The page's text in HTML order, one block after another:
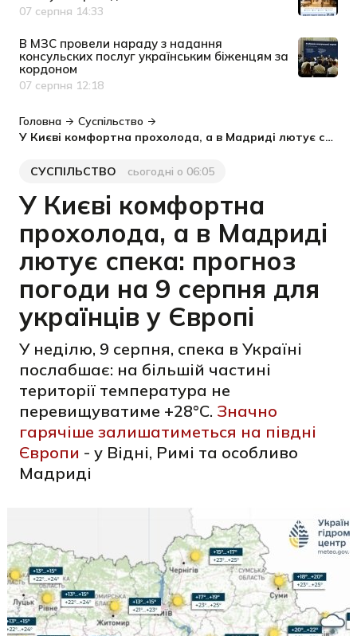
Дата публікації
07 серпня 14:33
В МЗС провели нараду з надання
консульских послуг українським біженцям за
кордоном
Дата публікації
07 серпня 12:18
Головна
Суспільство
У Києві комфортна прохолода, а в Мадриді лютує спека: прогноз погоди на 9 серпня для українців у Європі
Категорія
СУСПІЛЬСТВО
Дата публікаціїсьогодні о 06:05
У Києві комфортна
прохолода, а в Мадриді
лютує спека: прогноз
погоди на 9 серпня для
українців у Європі
У неділю, 9 серпня, спека в Україні
послабшає: на більшій частині
території температура не
перевищуватиме +28°C. Значно
гарячіше залишатиметься на півдні
Європи - у Відні, Римі та особливо
Мадриді